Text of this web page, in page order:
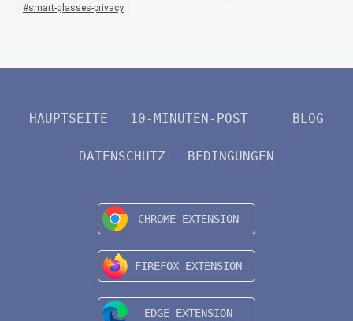
smart-glasses-privacy
HAUPTSEITE 10-MINUTEN-POST BLOG
DATENSCHUTZ BEDINGUNGEN